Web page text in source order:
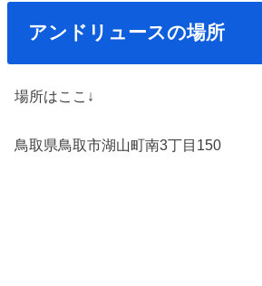
アンドリュースの場所
場所はここ↓
鳥取県鳥取市湖山町南3丁目150